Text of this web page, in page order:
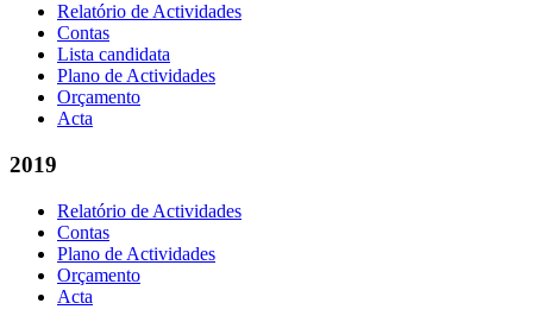
Relatório de Actividades
Contas
Lista candidata
Plano de Actividades
Orçamento
Acta
2019
Relatório de Actividades
Contas
Plano de Actividades
Orçamento
Acta